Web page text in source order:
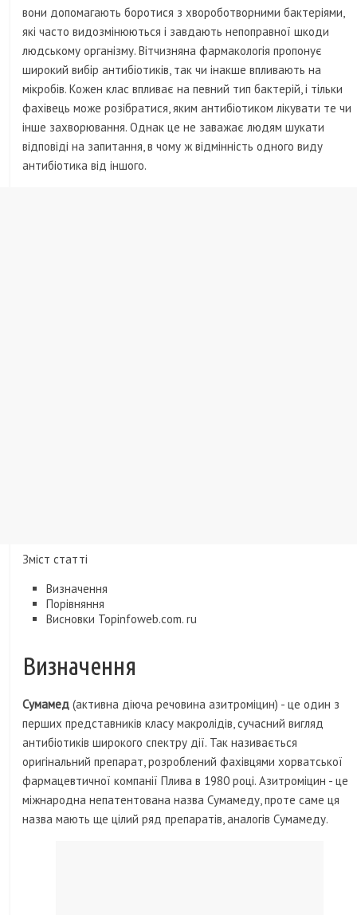
вони допомагають боротися з хвороботворними бактеріями,
які часто видозмінюються і завдають непоправної шкоди
людському організму. Вітчизняна фармакологія пропонує
широкий вибір антибіотиків, так чи інакше впливають на
мікробів. Кожен клас впливає на певний тип бактерій, і тільки
фахівець може розібратися, яким антибіотиком лікувати те чи
інше захворювання. Однак це не заважає людям шукати
відповіді на запитання, в чому ж відмінність одного виду
антибіотика від іншого.
Зміст статті
Визначення
Порівняння
Висновки Topinfoweb.com. ru
Визначення
Сумамед(активна діюча речовина азитроміцин) - це один з
перших представників класу макролідів, сучасний вигляд
антибіотиків широкого спектру дії. Так називається
оригінальний препарат, розроблений фахівцями хорватської
фармацевтичної компанії Плива в 1980 році. Азитроміцин - це
міжнародна непатентована назва Сумамеду, проте саме ця
назва мають ще цілий ряд препаратів, аналогів Сумамеду.